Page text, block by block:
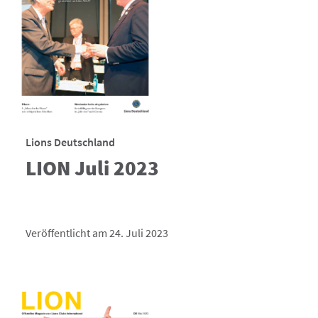
Lions Deutschland
LION Juli 2023
Veröffentlicht am 24. Juli 2023